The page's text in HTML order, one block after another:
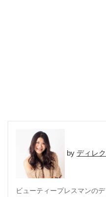
ディレ
ビューティープレスマンの